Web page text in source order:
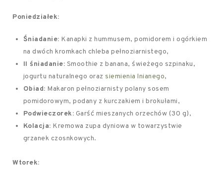
Poniedziałek:
Śniadanie: Kanapki z hummusem, pomidorem i ogórkiem
na dwóch kromkach chleba pełnoziarnistego,
II śniadanie: Smoothie z banana, świeżego szpinaku,
jogurtu naturalnego oraz siemienia lnianego,
Obiad: Makaron pełnoziarnisty polany sosem
pomidorowym, podany z kurczakiem i brokułami,
Podwieczorek: Garść mieszanych orzechów (30 g),
Kolacja: Kremowa zupa dyniowa w towarzystwie
grzanek czosnkowych.
Wtorek: